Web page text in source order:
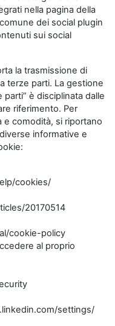
nella pagina della
dei social plugin
sui social
la trasmissione di
terze parti. La gestione
è disciplinata dalle
riferimento. Per
e comodità, si riportano
informative e
cookies/
20170514
cookie-policy
al proprio
settings/